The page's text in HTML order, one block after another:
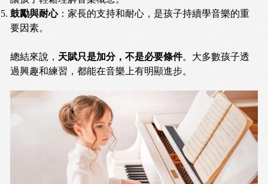
鼓勵與耐心：家長的支持和耐心，是孩子持續學音樂的重
要因素。
總結來說， 天賦只是加分，不是必要條件。大多數孩子透
過興趣和練習，都能在音樂上有明顯進步。